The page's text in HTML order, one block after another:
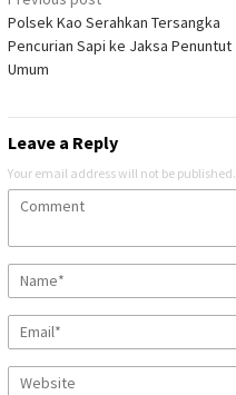
navigation
Polsek Kao Serahkan Tersangka
Pencurian Sapi ke Jaksa Penuntut
Umum
Leave a Reply
Your email address will not be published.